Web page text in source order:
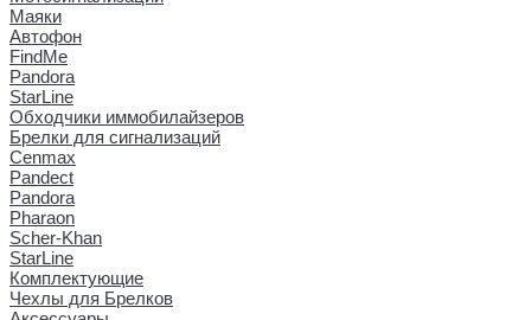
Маяки
Автофон
FindMe
Pandora
StarLine
Обходчики иммобилайзеров
Брелки для сигнализаций
Cenmax
Pandect
Pandora
Pharaon
Scher-Khan
StarLine
Комплектующие
Чехлы для Брелков